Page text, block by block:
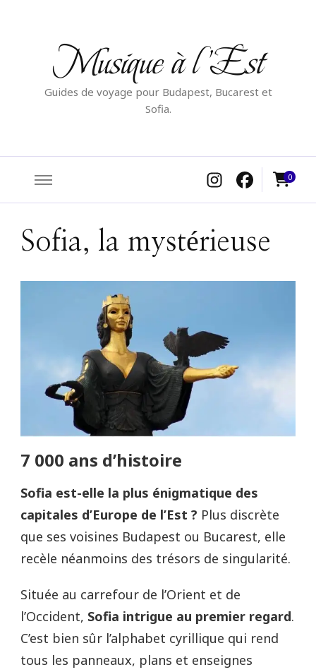
Musique à l'Est
Guides de voyage pour Budapest, Bucarest et
Sofia.
0
Sofia, la mystérieuse
7 000 ans d’histoire
Sofia est-elle la plus énigmatique des
capitales d’Europe de l’Est ? Plus discrète
que ses voisines Budapest ou Bucarest, elle
recèle néanmoins des trésors de singularité.
Située au carrefour de l’Orient et de
l’Occident, Sofia intrigue au premier regard.
C’est bien sûr l’alphabet cyrillique qui rend
tous les panneaux, plans et enseignes